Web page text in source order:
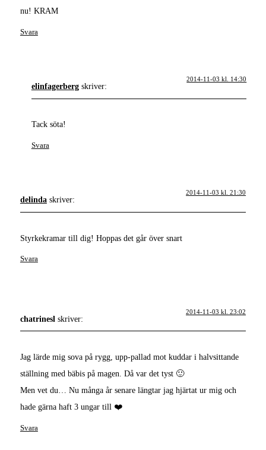
nu! KRAM
Svara
elinfagerberg skriver:
2014-11-03 kl. 14:30
Tack söta!
Svara
delinda skriver:
2014-11-03 kl. 21:30
Styrkekramar till dig! Hoppas det går över snart
Svara
chatrinesl skriver:
2014-11-03 kl. 23:02
Jag lärde mig sova på rygg, upp-pallad mot kuddar i halvsittande
ställning med bäbis på magen. Då var det tyst 🙂
Men vet du… Nu många år senare längtar jag hjärtat ur mig och
hade gärna haft 3 ungar till ❤️
Svara